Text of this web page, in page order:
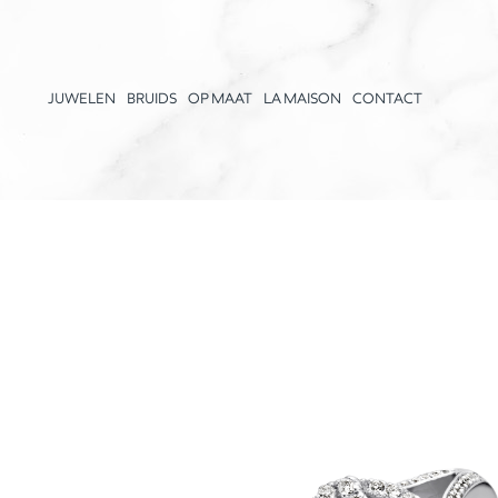
JUWELEN BRUIDS OP MAAT LA MAISON CONTACT